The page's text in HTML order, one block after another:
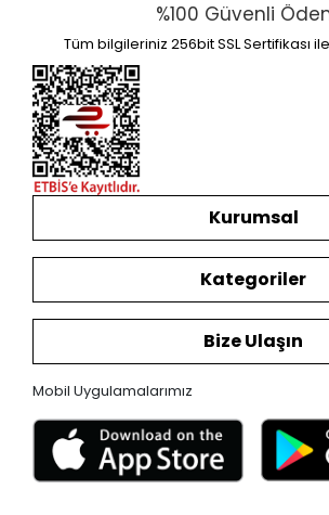
%100 Güvenli
Tüm bilgileriniz 256bit SSL Sertifikası
Kurumsal
Kategoriler
Bize Ulaşın
Mobil Uygulamalarımız